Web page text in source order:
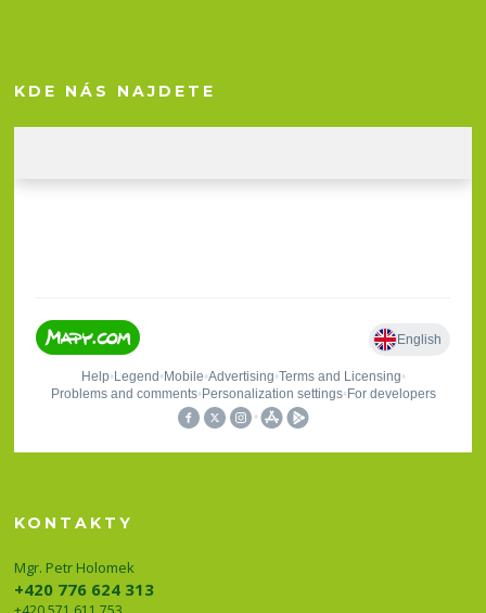
KDE NÁS NAJDETE
KONTAKTY
Mgr. Petr Holomek
+420 776 624 313